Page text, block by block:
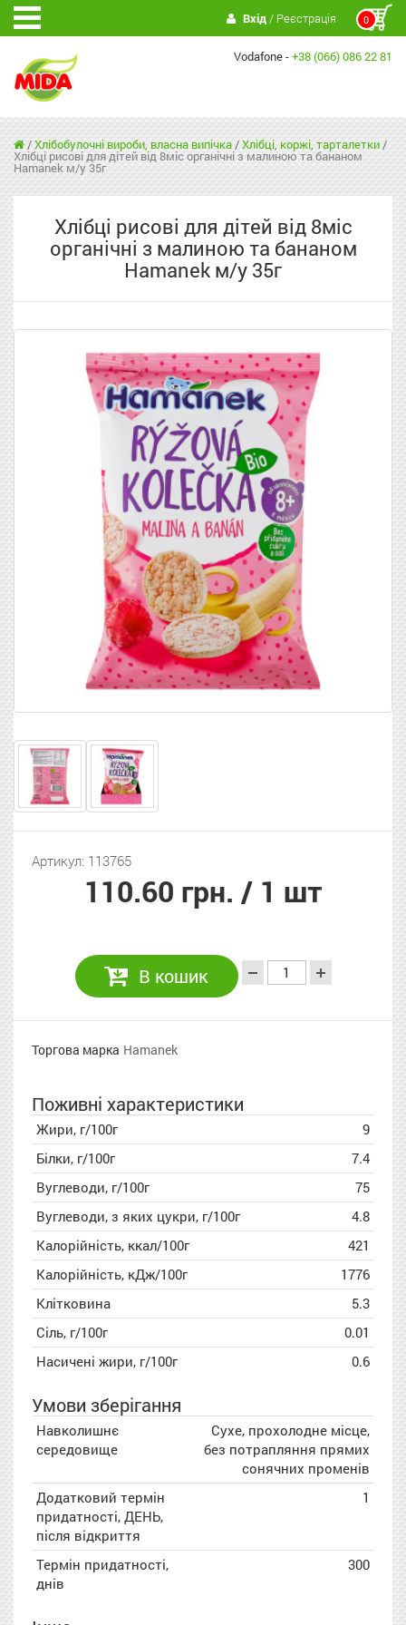
0
Вхід/ Реєстрація
Vodafone -+38 (066) 086 22 81
/Хлібобулочні вироби, власна випічка/Хлібці, коржі, тарталетки/
Хлібці рисові для дітей від 8міс органічні з малиною та бананом
Hamanek м/у 35г
Хлібці рисові для дітей від 8міс
органічні з малиною та бананом
Hamanek м/у 35г
Артикул: 113765
110.60 грн. / 1 шт
В кошик
Торгова марка Hamanek
Поживні характеристики
Жири, г/100г
9
Білки, г/100г
7.4
Вуглеводи, г/100г
75
Вуглеводи, з яких цукри, г/100г
4.8
Калорійність, ккал/100г
421
Калорійність, кДж/100г
1776
Клітковина
5.3
Сіль, г/100г
0.01
Насичені жири, г/100г
0.6
Умови зберігання
Навколишнє
середовище
Сухе, прохолодне місце,
без потрапляння прямих
сонячних променів
Додатковий термін
придатності, ДЕНЬ,
після відкриття
1
Термін придатності,
днів
300